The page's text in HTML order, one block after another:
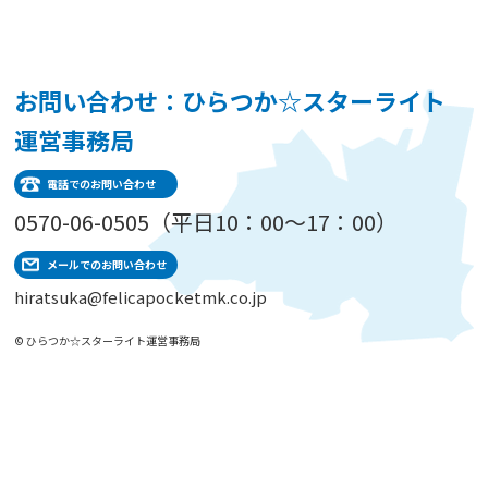
お問い合わせ：ひらつか☆スターライト
運営事務局
電話でのお問い合わせ
0570-06-0505（平日10：00～17：00）
メールでのお問い合わせ
hiratsuka@felicapocketmk.co.jp
© ひらつか☆スターライト運営事務局